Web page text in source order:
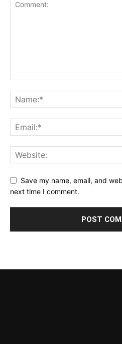
Save my name, email, and
next time I comment.